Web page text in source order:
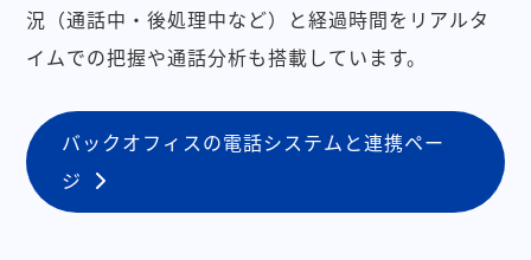
況（通話中・後処理中など）と経過時間をリアルタ
イムでの把握や通話分析も搭載しています。
バックオフィスの電話システムと連携ペー
ジ